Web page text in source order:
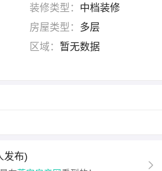
装修类型： 中档装修
房屋类型： 多层
区域： 暂无数据
发布)